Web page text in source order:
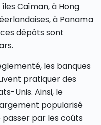
Caïman, à Hong
à Panama
dépôts sont
les banques
pratiquer des
Unis. Ainsi, le
popularisé
par les coûts